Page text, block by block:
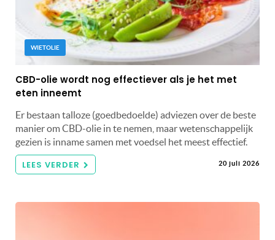
WIETOLIE
CBD-olie wordt nog effectiever als je het met
eten inneemt
Er bestaan talloze (goedbedoelde) adviezen over de beste
manier om CBD-olie in te nemen, maar wetenschappelijk
gezien is inname samen met voedsel het meest effectief.
LEES VERDER 20 juli 2026